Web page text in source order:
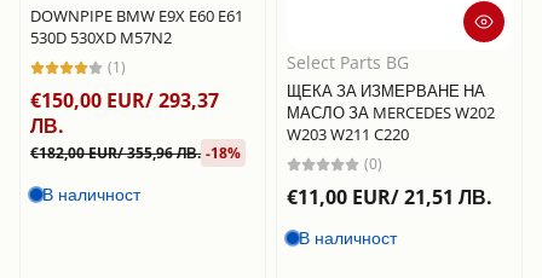
DOWNPIPE BMW E9X E60 E61
530D 530XD M57N2
(1)
€150,00 EUR/ 293,37
ЛВ.
€182,00 EUR/ 355,96 ЛВ. -18%
В наличност
Select Parts BG
ЩЕКА ЗА ИЗМЕРВАНЕ НА
МАСЛО ЗА MERCEDES W202
W203 W211 C220
(0)
€11,00 EUR/ 21,51 ЛВ.
В наличност